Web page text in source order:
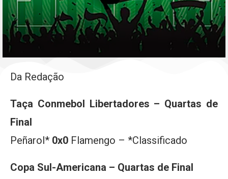
Da Redação
Taça Conmebol Libertadores – Quartas de
Final
Peñarol* 0x0 Flamengo – *Classificado
Copa Sul-Americana – Quartas de Final